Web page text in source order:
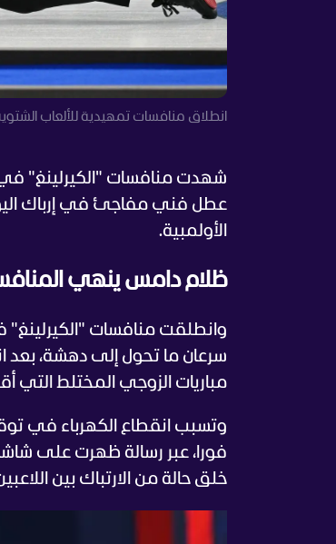
انطلاق منافسات تمهيدية للألعاب
شهدت منافسات "الكيرلينغ"
عطل فني مفاجئ في إرباك اليوم
الأولمبية.
ظلام دامس ينهي
وانطلقت منافسات "الكيرلينغ"
سرعان ما تحول إلى دهشة، بعد
مباريات الزوجي المختلط التي
وتسبب انقطاع الكهرباء في توقف
فورا، عبر رسالة ظهرت على
خلق حالة من الارتباك بين